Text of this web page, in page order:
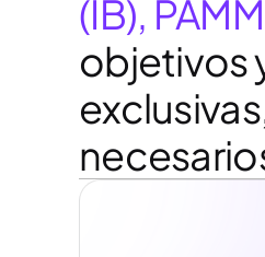
(IB),
objetivos